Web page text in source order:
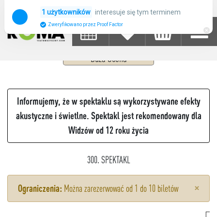
WICKED
17 PAŹDZIERNIK 2026
15:00 - 18:00
Duża Scena
Informujemy, że w spektaklu są wykorzystywane efekty
akustyczne i świetlne. Spektakl jest rekomendowany dla
Widzów od 12 roku życia
300. SPEKTAKL
Ograniczenia: Można zarezerwować od 1 do 10 biletów ×
1 użytkowników interesuje się tym terminem
Zweryfikowano przez Proof Factor